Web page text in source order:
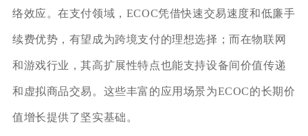
络效应。在支付领域，ECOC凭借快速交易速度和低廉手
续费优势，有望成为跨境支付的理想选择；而在物联网
和游戏行业，其高扩展性特点也能支持设备间价值传递
和虚拟商品交易。这些丰富的应用场景为ECOC的长期价
值增长提供了坚实基础。